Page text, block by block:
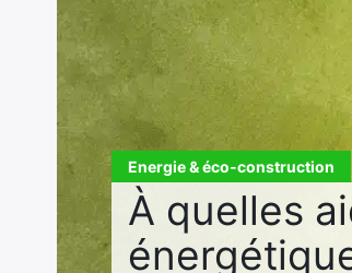
Energie & éco-construction
À quelles